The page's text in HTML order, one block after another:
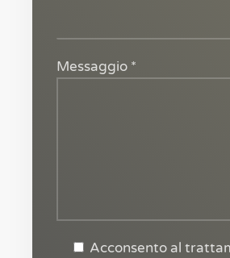
Messaggio *
Acconsento al